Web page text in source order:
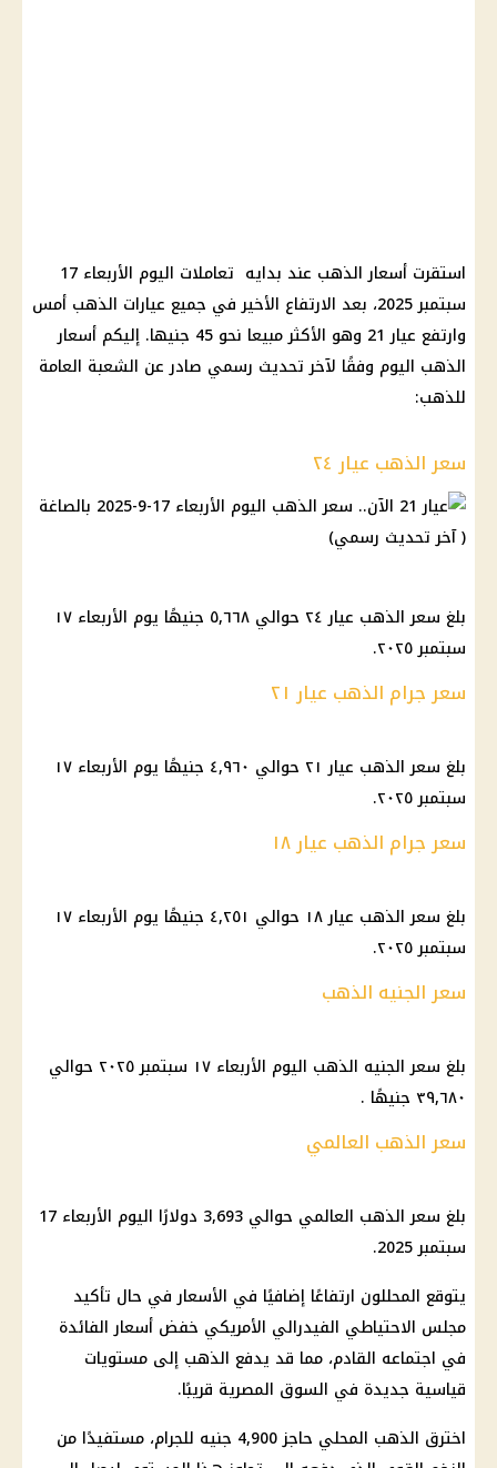
استقرت أسعار الذهب عند بدايه تعاملات اليوم الأربعاء 17
سبتمبر 2025، بعد الارتفاع الأخير في جميع عيارات الذهب أمس
وارتفع عيار 21 وهو الأكثر مبيعا نحو 45 جنيها. إليكم أسعار
الذهب اليوم وفقًا لآخر تحديث رسمي صادر عن الشعبة العامة
للذهب:
سعر الذهب عيار ٢٤
بلغ سعر الذهب عيار ٢٤ حوالي ٥,٦٦٨ جنيهًا يوم الأربعاء ١٧
سبتمبر ٢٠٢٥.
سعر جرام الذهب عيار ٢١
بلغ سعر الذهب عيار ٢١ حوالي ٤,٩٦٠ جنيهًا يوم الأربعاء ١٧
سبتمبر ٢٠٢٥.
سعر جرام الذهب عيار ١٨
بلغ سعر الذهب عيار ١٨ حوالي ٤,٢٥١ جنيهًا يوم الأربعاء ١٧
سبتمبر ٢٠٢٥.
سعر الجنيه الذهب
بلغ سعر الجنيه الذهب اليوم الأربعاء ١٧ سبتمبر ٢٠٢٥ حوالي
٣٩,٦٨٠ جنيهًا .
سعر الذهب العالمي
بلغ سعر الذهب العالمي حوالي 3,693 دولارًا اليوم الأربعاء 17
سبتمبر 2025.
يتوقع المحللون ارتفاعًا إضافيًا في الأسعار في حال تأكيد
مجلس الاحتياطي الفيدرالي الأمريكي خفض أسعار الفائدة
في اجتماعه القادم، مما قد يدفع الذهب إلى مستويات
قياسية جديدة في السوق المصرية قريبًا.
اخترق الذهب المحلي حاجز 4,900 جنيه للجرام، مستفيدًا من